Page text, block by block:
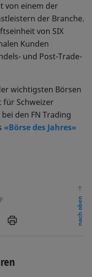
von einem der
der Branche.
von SIX
Kunden
und Post-Trade-
wichtigsten Börsen
für Schweizer
den FN Trading
«Börse des Jahres»
P
nach oben